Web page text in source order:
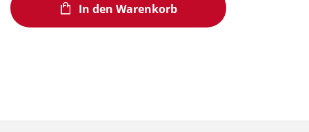
In den Warenkorb